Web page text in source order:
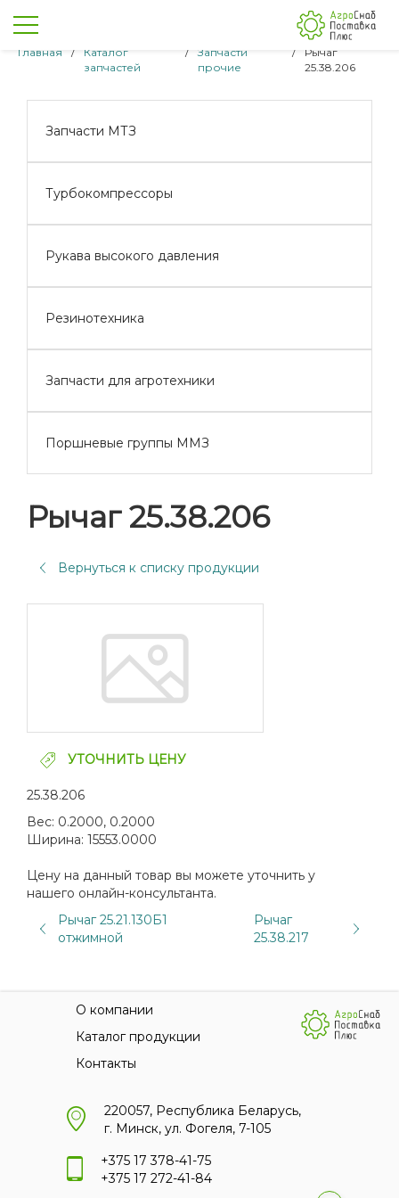
Главная /
Каталог
запчастей
/
Запчасти
прочие
/
Рычаг
25.38.206
Запчасти МТЗ
Турбокомпрессоры
Рукава высокого давления
Резинотехника
Запчасти для агротехники
Поршневые группы ММЗ
Рычаг 25.38.206
Вернуться к списку продукции
УТОЧНИТЬ ЦЕНУ
25.38.206
Вес: 0.2000, 0.2000
Ширина: 15553.0000
Цену на данный товар вы можете уточнить у
нашего онлайн-консультанта.
Рычаг 25.21.130Б1
отжимной
Рычаг
25.38.217
О компании
Каталог продукции
Контакты
220057, Республика Беларусь,
г. Минск, ул. Фогеля, 7-105
+375 17 378-41-75
+375 17 272-41-84